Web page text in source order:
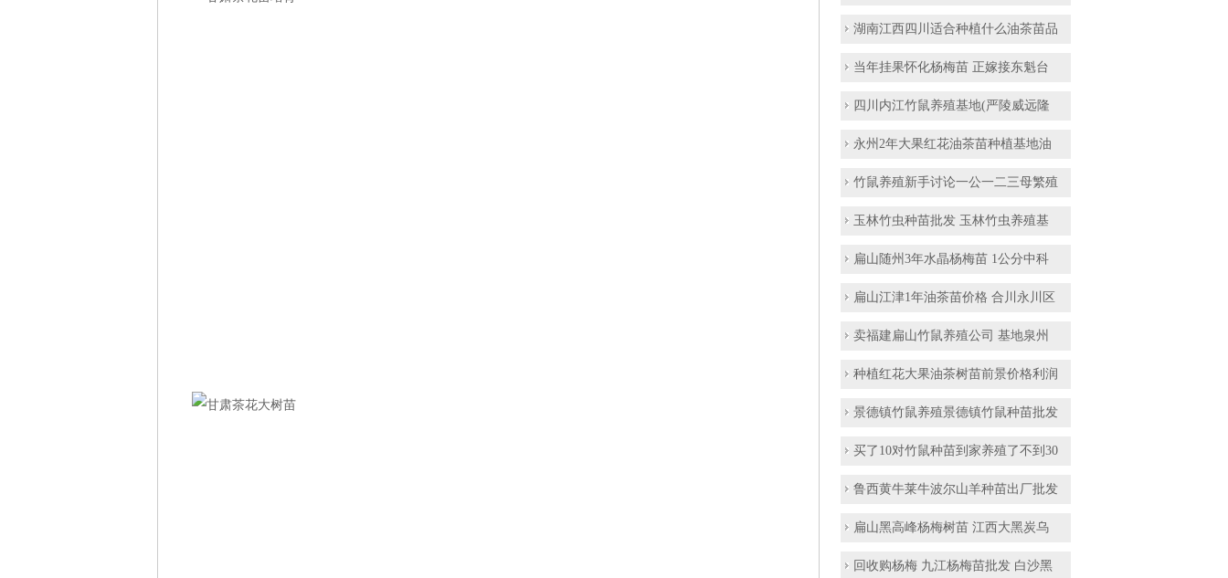
湖南江西四川适合种植什么油茶苗品
当年挂果怀化杨梅苗 正嫁接东魁台
四川内江竹鼠养殖基地(严陵威远隆
永州2年大果红花油茶苗种植基地油
竹鼠养殖新手讨论一公一二三母繁殖
玉林竹虫种苗批发 玉林竹虫养殖基
扁山随州3年水晶杨梅苗 1公分中科
扁山江津1年油茶苗价格 合川永川区
卖福建扁山竹鼠养殖公司 基地泉州
种植红花大果油茶树苗前景价格利润
景德镇竹鼠养殖景德镇竹鼠种苗批发
买了10对竹鼠种苗到家养殖了不到30
鲁西黄牛莱牛波尔山羊种苗出厂批发
扁山黑高峰杨梅树苗 江西大黑炭乌
回收购杨梅 九江杨梅苗批发 白沙黑